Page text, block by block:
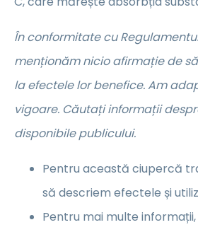
În conformitate cu
menționăm nicio afirmație de
la efectele lor benefice. Am
vigoare. Căutați informații
disponibile publicului.
Pentru această ciupercă
să descriem efectele și
Pentru mai multe